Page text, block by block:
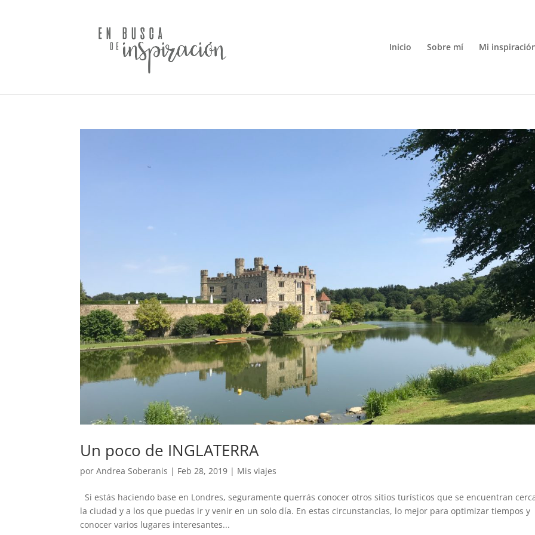
Inicio Sobre mí Mi
Un poco de INGLATERRA
porAndrea Soberanis | Feb 28, 2019 | Mis viajes
Si estás haciendo base en Londres, seguramente querrás conocer otros sitios turísticos que se encuentran
la ciudad y a los que puedas ir y venir en un solo día. En estas circunstancias, lo mejor para optimizar tiempos y
conocer varios lugares interesantes...